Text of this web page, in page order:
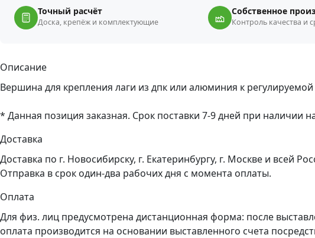
Точный расчёт
Доска, крепёж и комплектующие
Собственное
Контроль качества и
Описание
Вершина для крепления лаги из дпк или алюминия к
* Данная позиция заказная. Срок поставки 7-9 дней при наличии
Доставка
Доставка по г. Новосибирску, г. Екатеринбургу, г. Москве и всей
Отправка в срок один-два рабочих дня с момента оплаты.
Оплата
Для физ. лиц предусмотрена дистанционная форма: после
оплата производится на основании выставленного счета